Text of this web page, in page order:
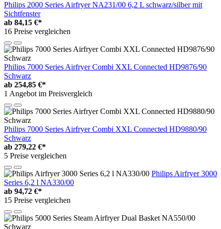
Philips 2000 Series Airfryer NA231/00 6,2 L schwarz/silber mit
Sichtfenster
ab 84,15 €*
16 Preise vergleichen
Philips 7000 Series Airfryer Combi XXL Connected HD9876/90
Schwarz
ab 254,85 €*
1 Angebot im Preisvergleich
Philips 7000 Series Airfryer Combi XXL Connected HD9880/90
Schwarz
ab 279,22 €*
5 Preise vergleichen
Philips Airfryer 3000
Series 6,2 l NA330/00
ab 94,72 €*
15 Preise vergleichen